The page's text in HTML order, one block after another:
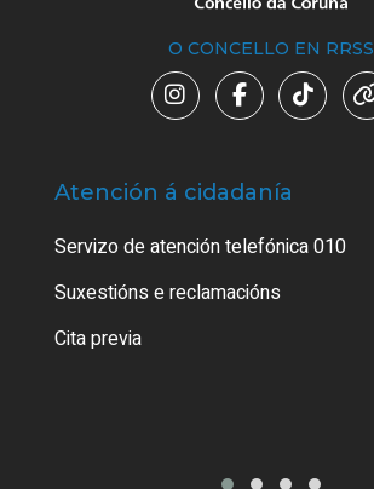
O CONCELLO EN RRSS
Atención á cidadanía
Servizo de atención telefónica 010
Suxestións e reclamacións
Cita previa